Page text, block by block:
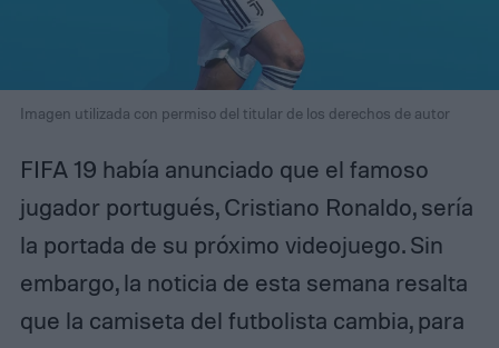
Imagen utilizada con permiso del titular de los derechos de autor
FIFA 19 había anunciado que el famoso
jugador portugués, Cristiano Ronaldo, sería
la portada de su próximo videojuego. Sin
embargo, la noticia de esta semana resalta
que la camiseta del futbolista cambia, para